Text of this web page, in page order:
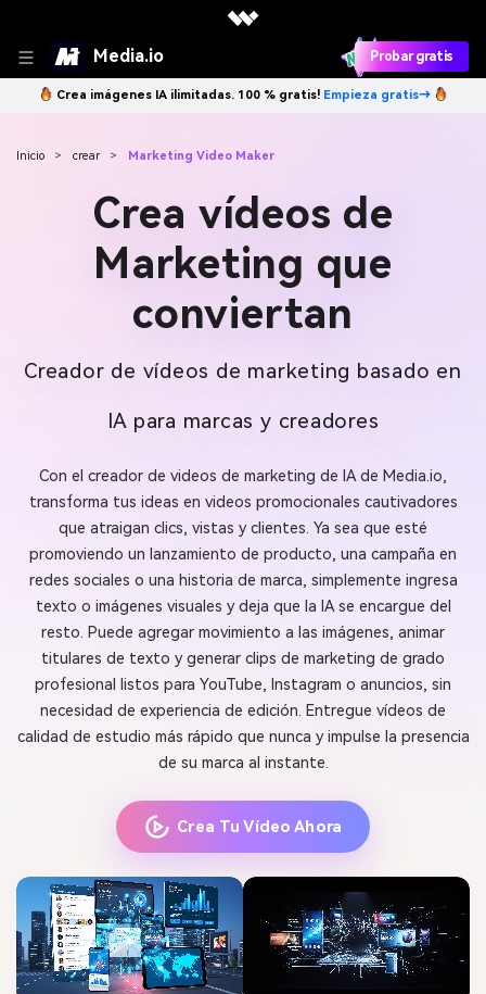
Media.io Probar gratis
Crea imágenes IA ilimitadas. 100 % gratis! Empieza gratis→
Inicio > crear > Marketing Video Maker
Crea vídeos de
Marketing que
conviertan
Creador de vídeos de marketing basado en
IA para marcas y creadores
Con el creador de videos de marketing de IA de Media.io,
transforma tus ideas en videos promocionales cautivadores
que atraigan clics, vistas y clientes. Ya sea que esté
promoviendo un lanzamiento de producto, una campaña en
redes sociales o una historia de marca, simplemente ingresa
texto o imágenes visuales y deja que la IA se encargue del
resto. Puede agregar movimiento a las imágenes, animar
titulares de texto y generar clips de marketing de grado
profesional listos para YouTube, Instagram o anuncios, sin
necesidad de experiencia de edición. Entregue vídeos de
calidad de estudio más rápido que nunca y impulse la presencia
de su marca al instante.
Crea Tu Vídeo Ahora